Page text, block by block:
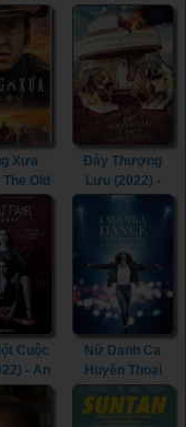
The
Heroes
Spinning Out
(2020)
Xưa
Old
Đáy Thượng
Lưu (2022) -
Triangle of
Sadness (2022)
Cuộc
- An
Forget
Nữ Danh Ca
Huyền Thoại
(2022) - Whitney
Houston: I